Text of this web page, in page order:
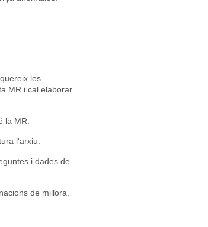
les
MR i cal elaborar
la MR.
l'arxiu.
i dades de
de millora.